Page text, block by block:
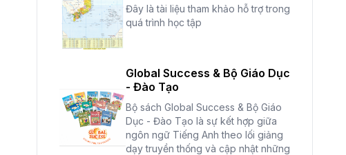
Đây là tài liệu tham khảo hỗ trợ trong
quá trình học tập
Global Success & Bộ Giáo Dục
- Đào Tạo
Bộ sách Global Success & Bộ Giáo
Dục - Đào Tạo là sự kết hợp giữa
ngôn ngữ Tiếng Anh theo lối giảng
dạy truyền thống và cập nhật những